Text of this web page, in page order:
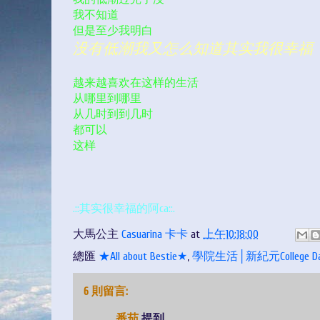
我不知道
但是至少我明白
没有低潮我又怎么知道其实我很幸福
越来越喜欢在这样的生活
从哪里到哪里
从几时到到几时
都可以
这样
.::其实很幸福的阿ca::.
大馬公主 Casuarina 卡卡 at 上午10:18:00
總匯 ★All about Bestie★, 學院生活│新紀元College
6 則留言: